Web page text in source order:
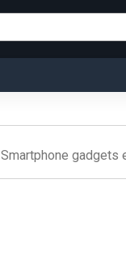
Smartphone gadgets